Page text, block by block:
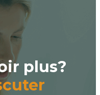
plus?